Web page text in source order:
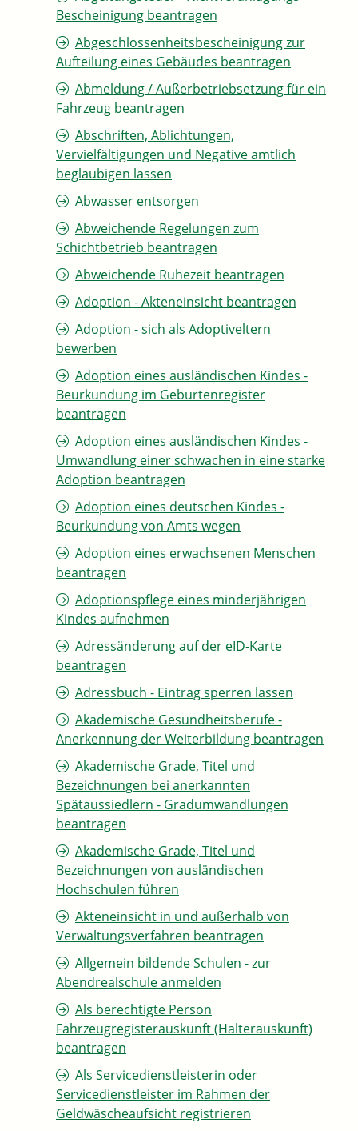
Bescheinigung beantragen
Abgeschlossenheitsbescheinigung zur
Aufteilung eines Gebäudes beantragen
Abmeldung / Außerbetriebsetzung für ein
Fahrzeug beantragen
Abschriften, Ablichtungen,
Vervielfältigungen und Negative amtlich
beglaubigen lassen
Abwasser entsorgen
Abweichende Regelungen zum
Schichtbetrieb beantragen
Abweichende Ruhezeit beantragen
Adoption - Akteneinsicht beantragen
Adoption - sich als Adoptiveltern
bewerben
Adoption eines ausländischen Kindes -
Beurkundung im Geburtenregister
beantragen
Adoption eines ausländischen Kindes -
Umwandlung einer schwachen in eine starke
Adoption beantragen
Adoption eines deutschen Kindes -
Beurkundung von Amts wegen
Adoption eines erwachsenen Menschen
beantragen
Adoptionspflege eines minderjährigen
Kindes aufnehmen
Adressänderung auf der eID-Karte
beantragen
Adressbuch - Eintrag sperren lassen
Akademische Gesundheitsberufe -
Anerkennung der Weiterbildung beantragen
Akademische Grade, Titel und
Bezeichnungen bei anerkannten
Spätaussiedlern - Gradumwandlungen
beantragen
Akademische Grade, Titel und
Bezeichnungen von ausländischen
Hochschulen führen
Akteneinsicht in und außerhalb von
Verwaltungsverfahren beantragen
Allgemein bildende Schulen - zur
Abendrealschule anmelden
Als berechtigte Person
Fahrzeugregisterauskunft (Halterauskunft)
beantragen
Als Servicedienstleisterin oder
Servicedienstleister im Rahmen der
Geldwäscheaufsicht registrieren